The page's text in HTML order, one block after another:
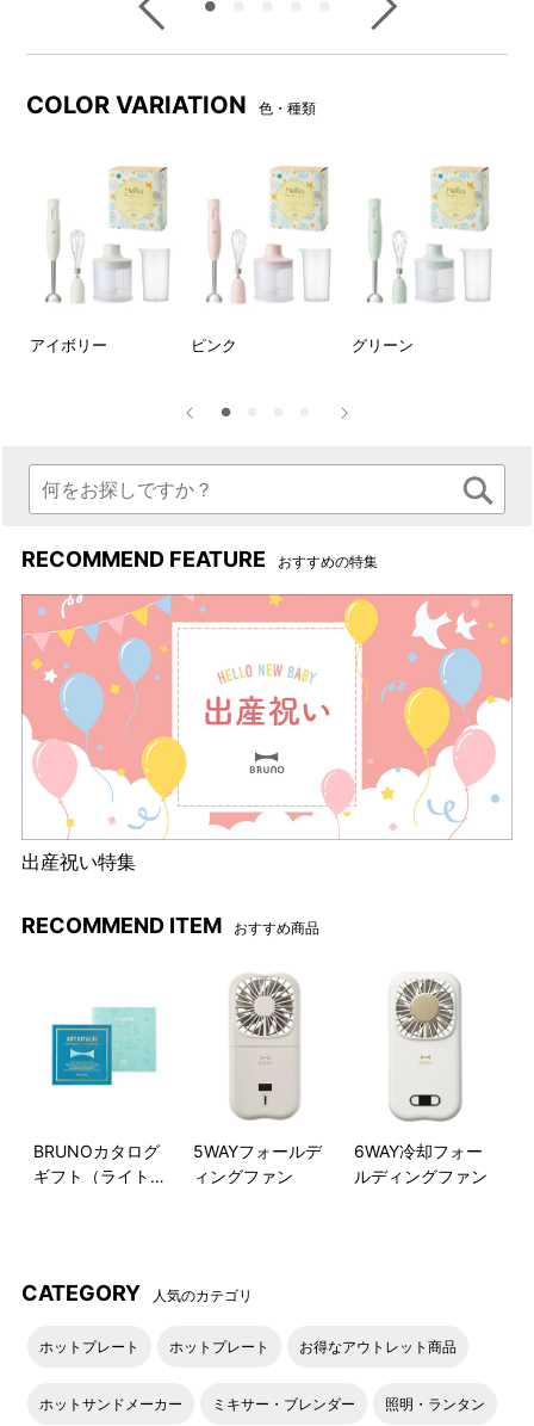
チョッパーボトルの底のすべ
ブレンダースティックはお鍋
ーやテフロン等の表面コーテ
等ではご使用できません。必
ず、お持ちのお鍋やボウルの
取り扱い説明書等をご確認く
ださい。
にもしっかりフィットするデ
い軽さもポイントです。
速、どちらかを押している間
本体表面のゴールドのロゴが
ワンポイント。
使い方いろいろ
氷も簡単に クラッシュアイスに！
小さくカットした玉ねぎも
あっという間にみじん切り
に！
生クリームなどの泡立ても ホイッパーの使用で時短！
＜BRUNO レシピページはこちらよりご覧いただけます＞
かぼちゃとクリームチーズのディップ
使用オプション：ブレンダースティック・ブレンダーカップ
しめるレシピ
電子レンジ調理とチョッパーを組み合わせた、ごはんにかける
ツナと野菜のおかゆ
COLOR VARIATION 色・種類
アイボリー ピンク グリーン
RECOMMEND FEATURE おすすめの特集
出産祝い特集
RECOMMEND ITEM おすすめ商品
BRUNOカタログ
ギフト（ライトブ
5WAYフォールデ
ィングファン
6WAY冷却フォー
ルディングファン
CATEGORY 人気のカテゴリ
ホットプレート ホットプレート お得なアウトレット商品
ホットサンドメーカー ミキサー・ブレンダー 照明・ランタン